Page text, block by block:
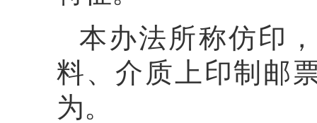
本办法所称仿印
料、介质上印制邮
为。